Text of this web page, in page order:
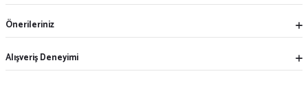
Önerileriniz
Alışveriş Deneyimi